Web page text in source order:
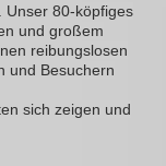
Unser 80-köpfiges
und großem
reibungslosen
und Besuchern
sich zeigen und